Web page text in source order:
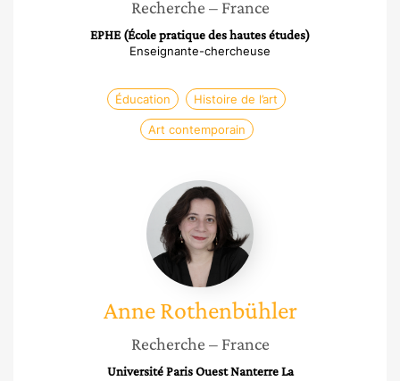
Recherche – France
EPHE (École pratique des hautes études)
Enseignante-chercheuse
Éducation Histoire de l’art
Art contemporain
Anne
Rothenbühler
Anne Rothenbühler
Recherche – France
Université Paris Ouest Nanterre La